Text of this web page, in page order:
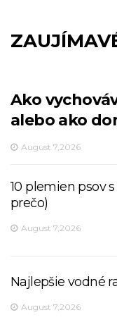
Ako
alebo ako
August 7,2026
10 plemien psov
prečo)
August 7,2026
Najlepšie vodné
August 7,2026